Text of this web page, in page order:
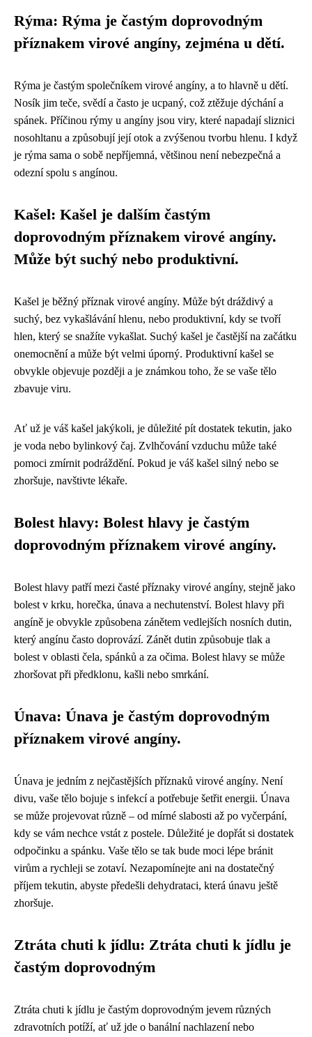
Rýma: Rýma je častým doprovodným
příznakem virové angíny, zejména u dětí.
Rýma je častým společníkem virové angíny, a to hlavně u dětí.
Nosík jim teče, svědí a často je ucpaný, což ztěžuje dýchání a
spánek. Příčinou rýmy u angíny jsou viry, které napadají sliznici
nosohltanu a způsobují její otok a zvýšenou tvorbu hlenu. I když
je rýma sama o sobě nepříjemná, většinou není nebezpečná a
odezní spolu s angínou.
Kašel: Kašel je dalším častým
doprovodným příznakem virové angíny.
Může být suchý nebo produktivní.
Kašel je běžný příznak virové angíny. Může být dráždivý a
suchý, bez vykašlávání hlenu, nebo produktivní, kdy se tvoří
hlen, který se snažíte vykašlat. Suchý kašel je častější na začátku
onemocnění a může být velmi úporný. Produktivní kašel se
obvykle objevuje později a je známkou toho, že se vaše tělo
zbavuje viru.
Ať už je váš kašel jakýkoli, je důležité pít dostatek tekutin, jako
je voda nebo bylinkový čaj. Zvlhčování vzduchu může také
pomoci zmírnit podráždění. Pokud je váš kašel silný nebo se
zhoršuje, navštivte lékaře.
Bolest hlavy: Bolest hlavy je častým
doprovodným příznakem virové angíny.
Bolest hlavy patří mezi časté příznaky virové angíny, stejně jako
bolest v krku, horečka, únava a nechutenství. Bolest hlavy při
angíně je obvykle způsobena zánětem vedlejších nosních dutin,
který angínu často doprovází. Zánět dutin způsobuje tlak a
bolest v oblasti čela, spánků a za očima. Bolest hlavy se může
zhoršovat při předklonu, kašli nebo smrkání.
Únava: Únava je častým doprovodným
příznakem virové angíny.
Únava je jedním z nejčastějších příznaků virové angíny. Není
divu, vaše tělo bojuje s infekcí a potřebuje šetřit energii. Únava
se může projevovat různě – od mírné slabosti až po vyčerpání,
kdy se vám nechce vstát z postele. Důležité je dopřát si dostatek
odpočinku a spánku. Vaše tělo se tak bude moci lépe bránit
virům a rychleji se zotaví. Nezapomínejte ani na dostatečný
příjem tekutin, abyste předešli dehydrataci, která únavu ještě
zhoršuje.
Ztráta chuti k jídlu: Ztráta chuti k jídlu je
častým doprovodným
Ztráta chuti k jídlu je častým doprovodným jevem různých
zdravotních potíží, ať už jde o banální nachlazení nebo